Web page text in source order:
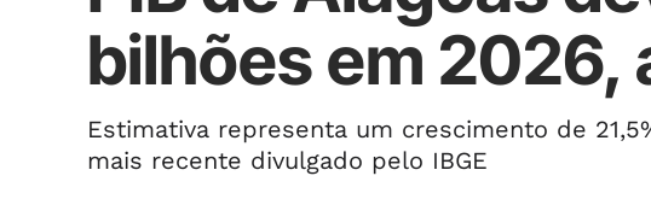
bilhões em 2026,
Estimativa representa um crescimento de
mais recente divulgado pelo IBGE